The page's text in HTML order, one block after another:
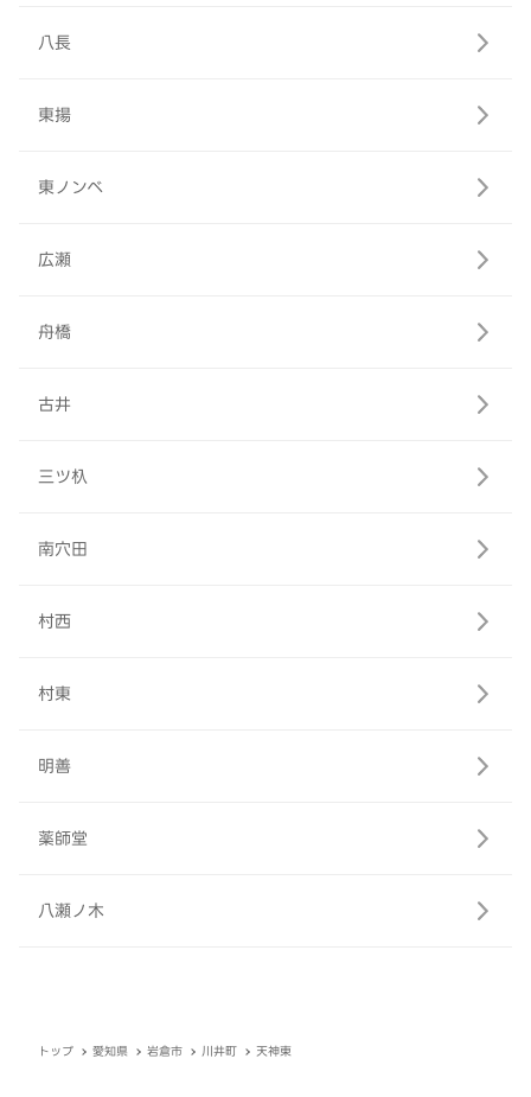
八長
東揚
東ノンベ
広瀬
舟橋
古井
三ツ杁
南穴田
村西
村東
明善
薬師堂
八瀬ノ木
トップ 愛知県 岩倉市 川井町 天神東